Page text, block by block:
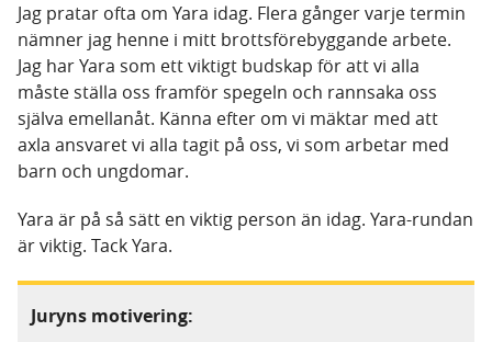
Jag pratar ofta om Yara idag. Flera gånger varje termin
nämner jag henne i mitt brottsförebyggande arbete.
Jag har Yara som ett viktigt budskap för att vi alla
måste ställa oss framför spegeln och rannsaka oss
själva emellanåt. Känna efter om vi mäktar med att
axla ansvaret vi alla tagit på oss, vi som arbetar med
barn och ungdomar.
Yara är på så sätt en viktig person än idag. Yara-rundan
är viktig. Tack Yara.
Juryns motivering: